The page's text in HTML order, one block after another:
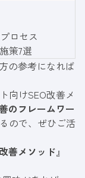
ロセス
策7選
の参考になれば
向けSEO改善メ
のフレームワー
ので、ぜひご活
善メソッド』